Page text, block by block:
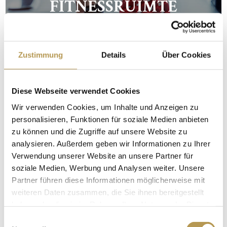
Zustimmung Details Über Cookies
Diese Webseite verwendet Cookies
Wir verwenden Cookies, um Inhalte und Anzeigen zu
personalisieren, Funktionen für soziale Medien anbieten
zu können und die Zugriffe auf unsere Website zu
analysieren. Außerdem geben wir Informationen zu Ihrer
Verwendung unserer Website an unsere Partner für
soziale Medien, Werbung und Analysen weiter. Unsere
Partner führen diese Informationen möglicherweise mit
weiteren Daten zusammen, die Sie ihnen bereitgestellt
FITNESSRUIMTE
SPA BROCHURE